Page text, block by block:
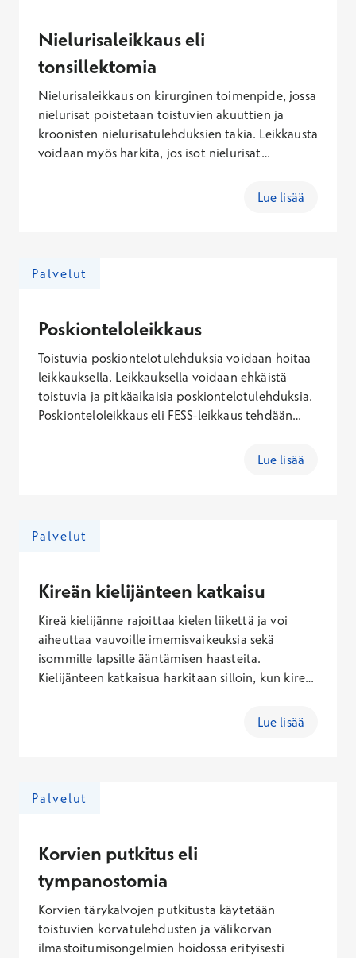
Nielurisaleikkaus eli
tonsillektomia
Nielurisaleikkaus on kirurginen toimenpide, jossa
nielurisat poistetaan toistuvien akuuttien ja
kroonisten nielurisatulehduksien takia. Leikkausta
voidaan myös harkita, jos isot nielurisat
Lue lisää
Palvelut
Poskionteloleikkaus
Toistuvia poskiontelotulehduksia voidaan hoitaa
leikkauksella. Leikkauksella voidaan ehkäistä
toistuvia ja pitkäaikaisia poskiontelotulehduksia.
Poskionteloleikkaus eli FESS-leikkaus tehdään
Leikkauksessa laajennetaan poskiontelon
Toimenpiteessä käytetään erilaisia ohutta
paikallispuudutuksessa tai nukutuksessa.
Toimenpiteestä ei jää ulkoisia arpia.
Lue lisää
Palvelut
Kireän kielijänteen katkaisu
Kireä kielijänne rajoittaa kielen liikettä ja voi
aiheuttaa vauvoille imemisvaikeuksia sekä
isommille lapsille ääntämisen haasteita.
Kielijänteen katkaisua harkitaan silloin, kun kireys
epäilet lapsella kireää kielijännettä, voitLue lisää
Palvelut
Korvien putkitus eli
tympanostomia
Korvien tärykalvojen putkitusta käytetään
toistuvien korvatulehdusten ja välikorvan
ilmastoitumisongelmien hoidossa erityisesti